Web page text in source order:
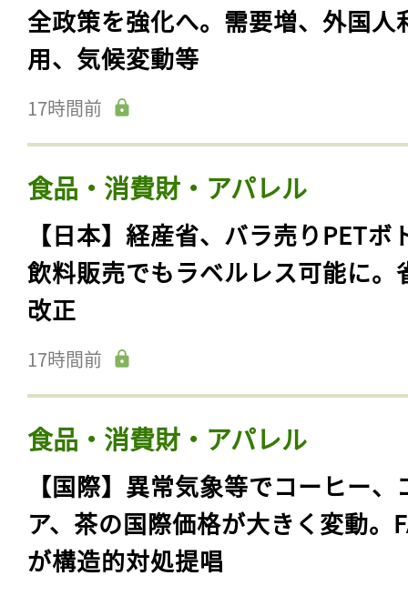
全政策を強化へ。需要増、外国人
用、気候変動等
17時間前
食品・消費財・アパレル
【日本】経産省、バラ売りPETボ
飲料販売でもラベルレス可能に。
改正
17時間前
食品・消費財・アパレル
【国際】異常気象等でコーヒー、
ア、茶の国際価格が大きく変動。
が構造的対処提唱